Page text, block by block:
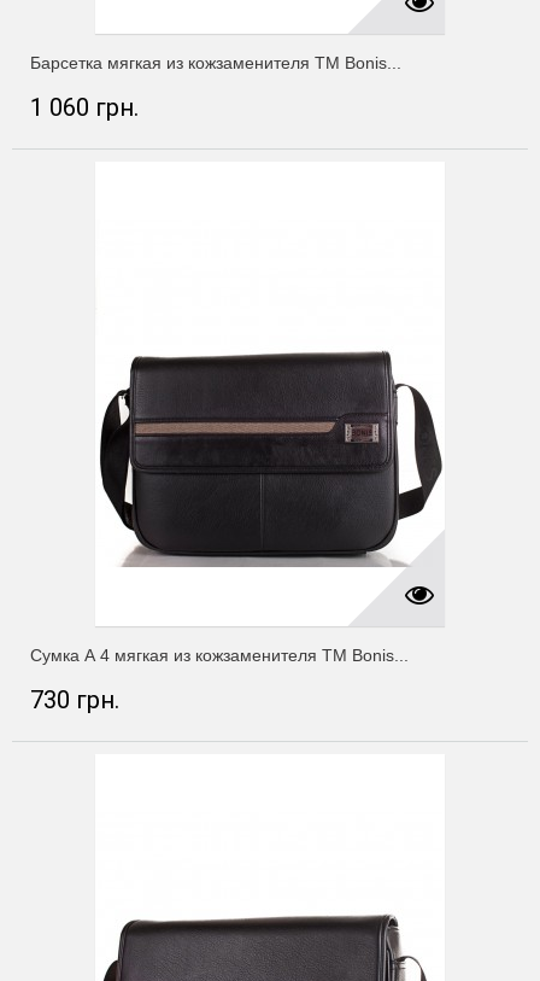
Барсетка мягкая из кожзаменителя ТМ Bonis...
1 060 грн.
Сумка А 4 мягкая из кожзаменителя ТМ Bonis...
730 грн.